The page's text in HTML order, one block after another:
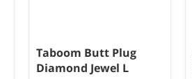
Taboom Butt Plug
Diamond Jewel L